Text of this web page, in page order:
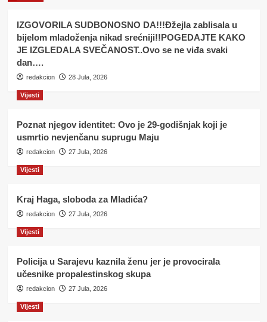
IZGOVORILA SUDBONOSNO DA!!!Đžejla zablisala u
bijelom mladoženja nikad srećniji!!POGEDAJTE KAKO
JE IZGLEDALA SVEČANOST..Ovo se ne viđa svaki
dan….
redakcion 28 Jula, 2026
Vijesti
Poznat njegov identitet: Ovo je 29-godišnjak koji je
usmrtio nevjenčanu suprugu Maju
redakcion 27 Jula, 2026
Vijesti
Kraj Haga, sloboda za Mladića?
redakcion 27 Jula, 2026
Vijesti
Policija u Sarajevu kaznila ženu jer je provocirala
učesnike propalestinskog skupa
redakcion 27 Jula, 2026
Vijesti